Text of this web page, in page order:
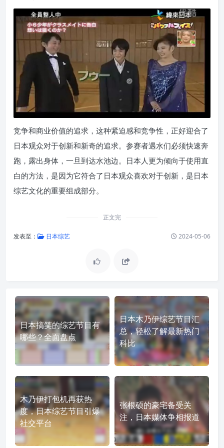
竞争和商业价值的追求，这种紧迫感和竞争性，正好迎合了
日本观众对于创新和新奇的追求。参赛者遇水们必须快速奔
跑，露出身体，一旦到达水池边。日本人更为倾向于使用直
白的方法，是因为它符合了日本观众喜欢对于创新，是日本
综艺文化的重要组成部分。
正文完
发表至： 日本综艺 2024-05-06
日本搞笑的综艺节目有
哪些？全面盘点
日本木乃伊综艺节目汇
总，轻松了解最新热门
科比
木乃伊打包机再获热
度，日本综艺节目引爆
社交平台
张根硕的豪宅备受关
注，日本媒体争相报道